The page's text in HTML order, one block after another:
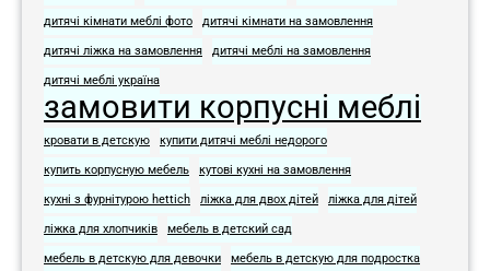
дитячі кімнати меблі фото​ дитячі кімнати на замовлення
дитячі ліжка на замовлення дитячі меблі на замовлення​
дитячі меблі україна
замовити корпусні меблі
кровати в детскую купити дитячі меблі недорого
купить корпусную мебель кутові кухні на замовлення
кухні з фурнітурою hettich ліжка для двох дітей ліжка для дітей
ліжка для хлопчиків мебель в детский сад
мебель в детскую для девочки мебель в детскую для подростка​